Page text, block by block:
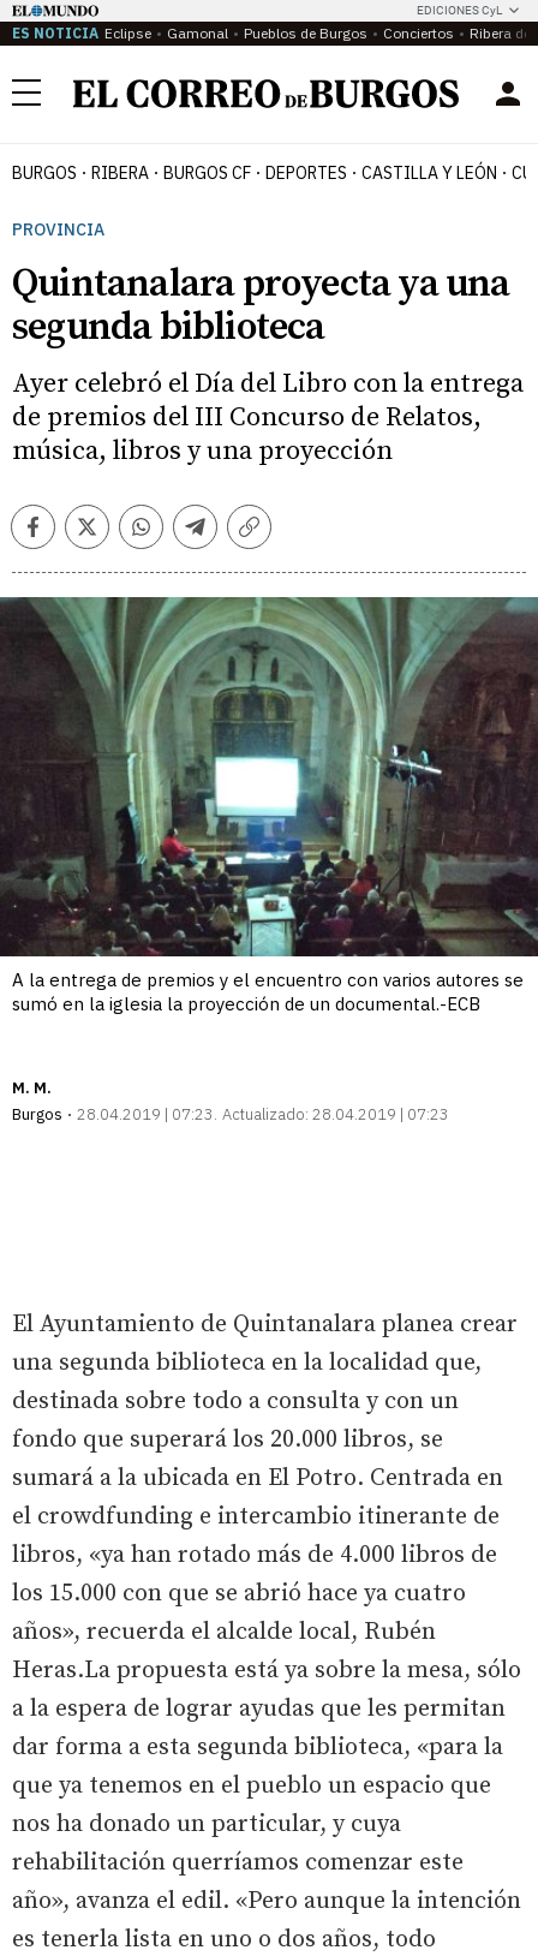
EDICIONES CyL
ES NOTICIA Eclipse Gamonal Pueblos de Burgos Conciertos Ribera del
Menú
BURGOS RIBERA BURGOS CF DEPORTES CASTILLA Y LEÓN
PROVINCIA
Quintanalara proyecta ya una
segunda biblioteca
Ayer celebró el Día del Libro con la entrega
de premios del III Concurso de Relatos,
música, libros y una proyección
FacebookTwitterWhatsappTelegramCopiar
A la entrega de premios y el encuentro con varios autores se
sumó en la iglesia la proyección de un documental.-ECB
M. M.
Burgos
28.04.2019 | 07:23 Actualizado: 28.04.2019 | 07:23
El Ayuntamiento de Quintanalara planea crear
una segunda biblioteca en la localidad que,
destinada sobre todo a consulta y con un
fondo que superará los 20.000 libros, se
sumará a la ubicada en El Potro. Centrada en
el crowdfunding e intercambio itinerante de
libros, «ya han rotado más de 4.000 libros de
los 15.000 con que se abrió hace ya cuatro
años», recuerda el alcalde local, Rubén
Heras.La propuesta está ya sobre la mesa, sólo
a la espera de lograr ayudas que les permitan
dar forma a esta segunda biblioteca, «para la
que ya tenemos en el pueblo un espacio que
nos ha donado un particular, y cuya
rehabilitación querríamos comenzar este
año», avanza el edil. «Pero aunque la intención
es tenerla lista en uno o dos años, todo